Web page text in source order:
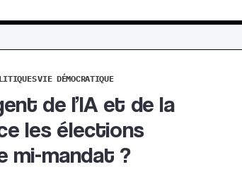
VIE DÉMOCRATIQUE
de l’IA et de la
les élections
mi-mandat ?